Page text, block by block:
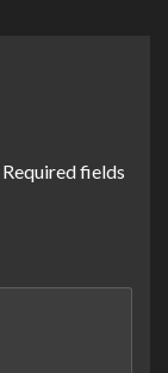
Required fields